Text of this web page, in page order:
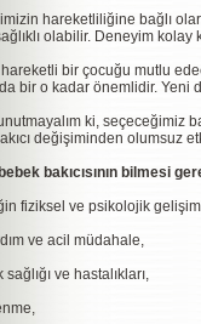
hareketliliğine bağlı
olabilir. Deneyim kolay
bir çocuğu mutlu
da bir o kadar önemlidir. Yeni
ki, seçeceğimiz
değişiminden olumsuz
bakıcısının bilmesi
fiziksel ve psikolojik
ve acil müdahale,
ve hastalıkları,